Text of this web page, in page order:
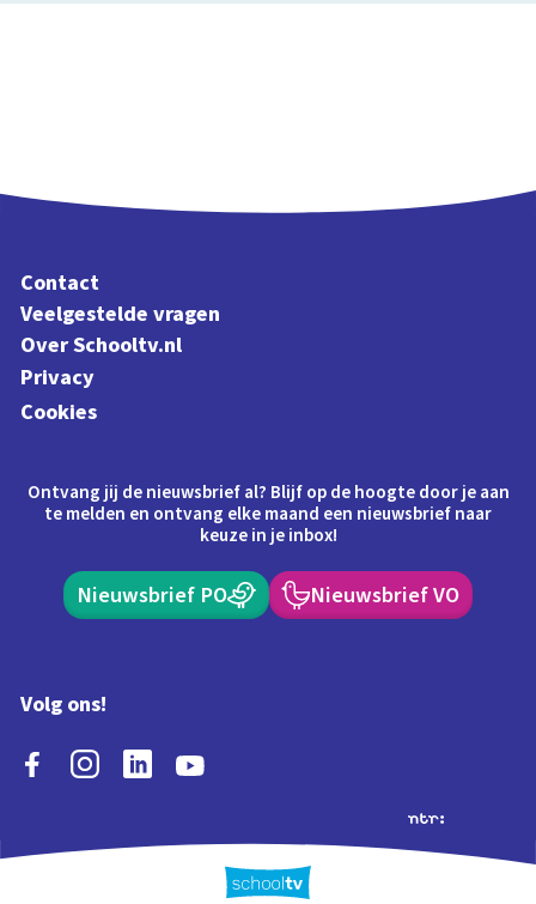
Contact
Veelgestelde vragen
Over Schooltv.nl
Privacy
Cookies
Ontvang jij de nieuwsbrief al? Blijf op de hoogte door je aan
te melden en ontvang elke maand een nieuwsbrief naar
keuze in je inbox!
Nieuwsbrief PO Nieuwsbrief VO
Volg ons!